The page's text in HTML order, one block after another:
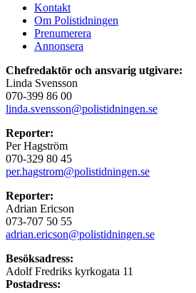
Kontakt
Om Polistidningen
Prenumerera
Annonsera
Chefredaktör och ansvarig utgivare:
Linda Svensson
070-399 86 00
linda.svensson@polistidningen.se
Reporter:
Per Hagström
070-329 80 45
per.hagstrom@polistidningen.se
Reporter:
Adrian Ericson
073-707 50 55
adrian.ericson@polistidningen.se
Besöksadress:
Adolf Fredriks kyrkogata 11
Postadress: